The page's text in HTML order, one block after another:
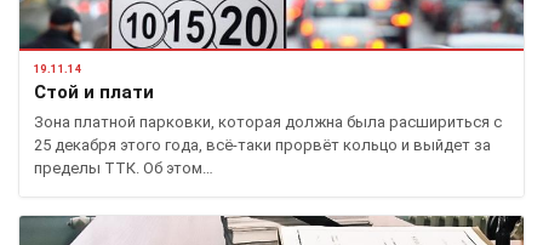
19.11.14
Стой и плати
Зона платной парковки, которая должна была расшириться с
25 декабря этого года, всё-таки прорвёт кольцо и выйдет за
пределы ТТК. Об этом…